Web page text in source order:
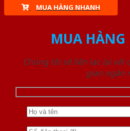
MUA HÀNG NHANH
MUA
Chúng tôi sẽ liên lạc lại
gian ngắn